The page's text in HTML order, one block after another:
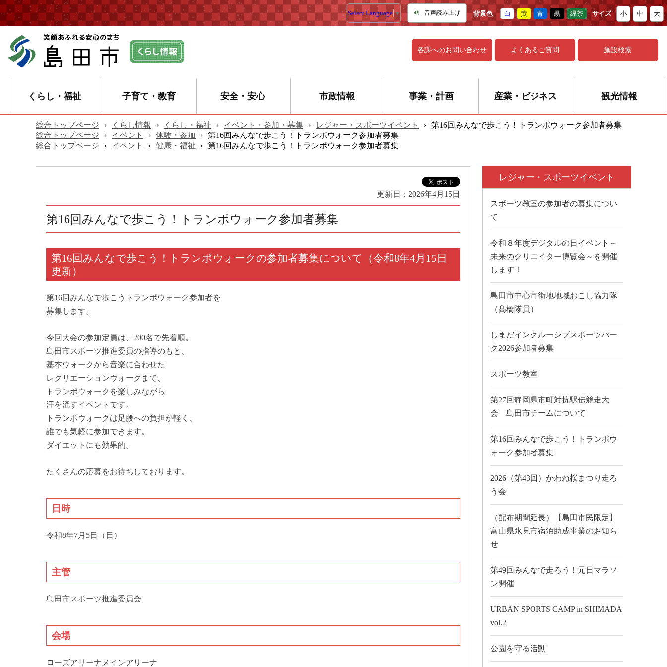
Select Language ▼ 音声読み上げ 背景色 白 黄 青 黒 緑茶 サイズ 小 中 大
各課へのお問い合わせ よくあるご質問 施設検索
くらし・福祉 子育て・教育 安全・安心 市政情報 事業・計画 産業・ビジネス 観光情報
総合トップページ › くらし情報 › くらし・福祉 › イベント・参加・募集 › レジャー・スポーツイベント › 第16回みんなで歩こう！トランポウォーク参加者募集
総合トップページ
› イベント › 体験・参加 › 第16回みんなで歩こう！トランポウォーク参加者募集
総合トップページ
› イベント › 健康・福祉 › 第16回みんなで歩こう！トランポウォーク参加者募集
更新日： 2026年4月15日
第16回みんなで歩こう！トランポウォーク参加者募集
第16回みんなで歩こう！トランポウォークの参加者募集について（令和8年4月15日
更新）
第16回みんなで歩こうトランポウォーク参加者を
募集します。
今回大会の参加定員は、200名で先着順。
島田市スポーツ推進委員の指導のもと、
基本ウォークから音楽に合わせた
レクリエーションウォークまで、
トランポウォークを楽しみながら
汗を流すイベントです。
トランポウォークは足腰への負担が軽く、
誰でも気軽に参加できます。
ダイエットにも効果的。
たくさんの応募をお待ちしております。
日時
令和8年7月5日（日）
主管
島田市スポーツ推進委員会
会場
ローズアリーナメインアリーナ
レジャー・スポーツイベント
スポーツ教室の参加者の募集につい
て
令和８年度デジタルの日イベント～
未来のクリエイター博覧会～を開催
します！
島田市中心市街地地域おこし協力隊
（髙橋隊員）
しまだインクルーシブスポーツパー
ク2026参加者募集
スポーツ教室
第27回静岡県市町対抗駅伝競走大
会 島田市チームについて
第16回みんなで歩こう！トランポウ
ォーク参加者募集
2026（第43回）かわね桜まつり走ろ
う会
（配布期間延長）【島田市民限定】
富山県氷見市宿泊助成事業のお知ら
せ
第49回みんなで走ろう！元日マラソ
ン開催
URBAN SPORTS CAMP in SHIMADA
vol.2
公園を守る活動